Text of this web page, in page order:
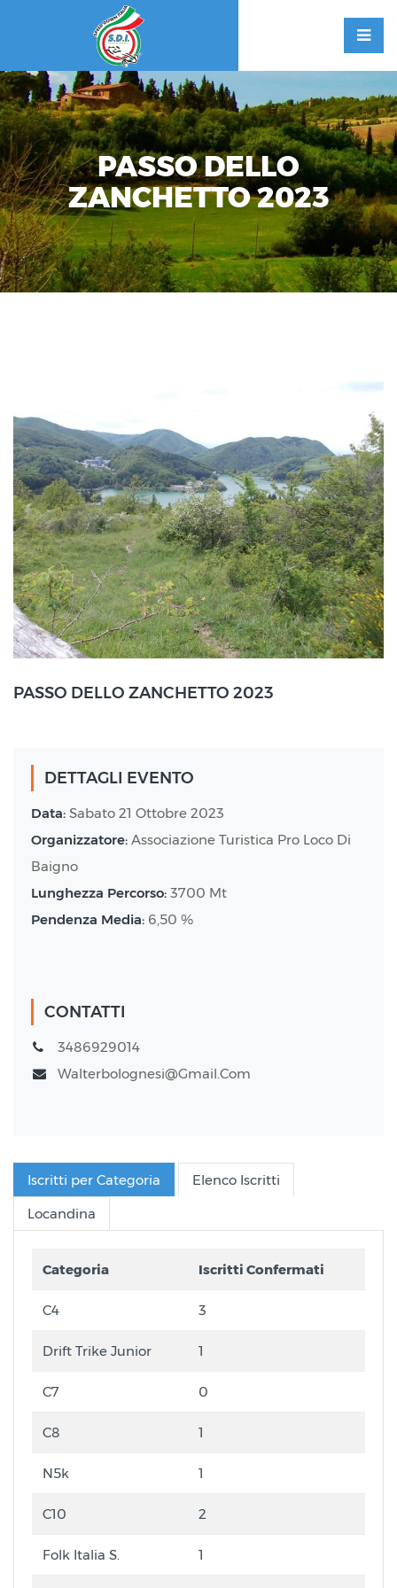
PASSO DELLO
ZANCHETTO 2023
PASSO DELLO ZANCHETTO 2023
DETTAGLI EVENTO
Data: Sabato 21 Ottobre 2023
Organizzatore: Associazione Turistica Pro Loco Di
Baigno
Lunghezza Percorso: 3700 Mt
Pendenza Media: 6,50 %
CONTATTI
3486929014
Walterbolognesi@gmail.com
Iscritti per Categoria
Elenco Iscritti
Locandina
Categoria Iscritti Confermati
C4 3
Drift Trike Junior 1
C7 0
C8 1
N5k 1
C10 2
Folk Italia S. 1